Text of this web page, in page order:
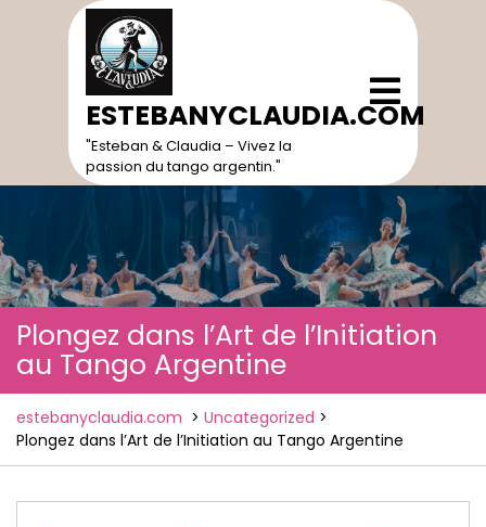
ESTEBANYCLAUDIA.COM
"Esteban & Claudia – Vivez la
passion du tango argentin."
Open
Menu
Plongez dans l’Art de l’Initiation
au Tango Argentine
estebanyclaudia.com > Uncategorized >
Plongez dans l’Art de l’Initiation au Tango Argentine